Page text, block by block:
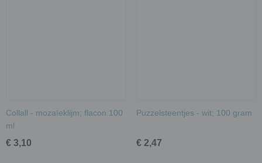
Collall - mozaïeklijm; flacon 100
ml
€ 3,10
Puzzelsteentjes - wit; 100 gram
€ 2,47